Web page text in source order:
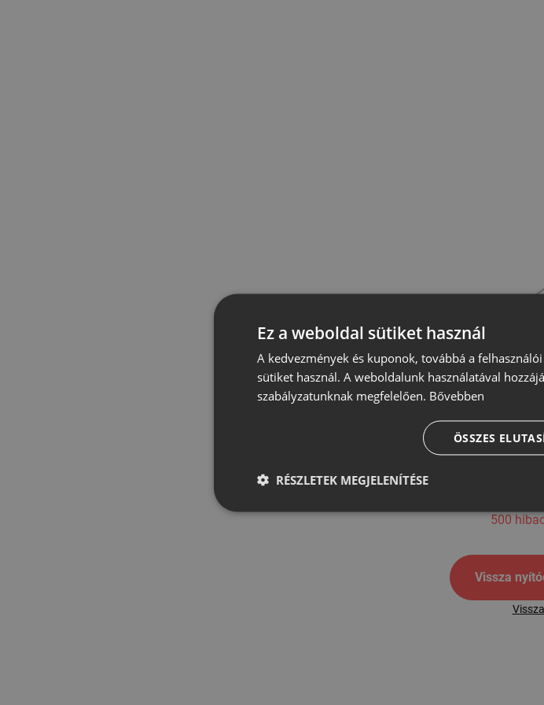
500
Vissza
Vissza
Ez a weboldal sütiket használ
A kedvezmények és kuponok, továbbá a
sütiket használ. A weboldalunk használatával
szabályzatunknak megfelelően. Bővebben
ÖSSZES
RÉSZLETEK MEGJELENÍTÉSE